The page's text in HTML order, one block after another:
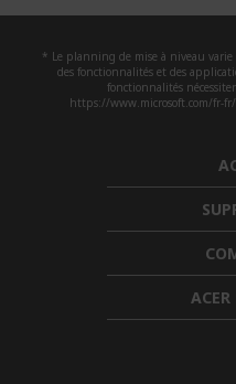
* Le planning de mise à niveau
des fonctionnalités et des
fonctionnalités
https://www.microsoft.com/fr-
ACER